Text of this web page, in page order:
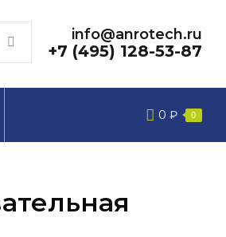
info@anrotech.ru
+7 (495) 128-53-87
0 ₽ 0